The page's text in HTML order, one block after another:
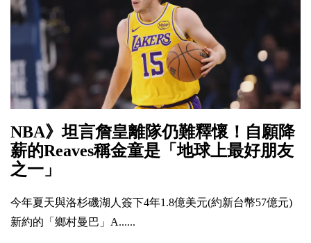
NBA》坦言詹皇離隊仍難釋懷！自願降
薪的Reaves稱金童是「地球上最好朋友
之一」
今年夏天與洛杉磯湖人簽下4年1.8億美元(約新台幣57億元)
新約的「鄉村曼巴」A......